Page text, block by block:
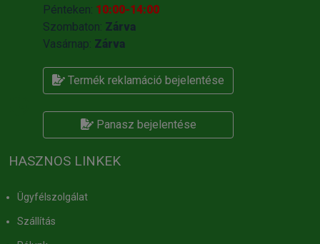
Pénteken: 10:00-14:00
Szombaton: Zárva
Vasárnap: Zárva
Termék reklamáció bejelentése
Panasz bejelentése
HASZNOS LINKEK
Ügyfélszolgálat
Szállítás